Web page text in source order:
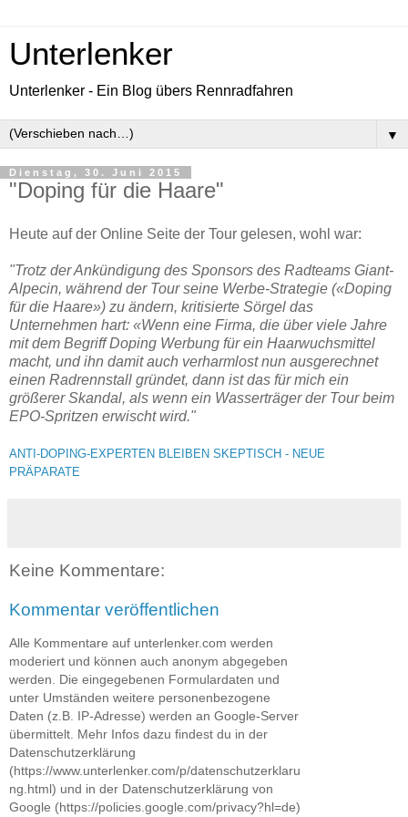
Unterlenker
Unterlenker - Ein Blog übers Rennradfahren
▼
Dienstag, 30. Juni 2015
"Doping für die Haare"
Heute auf der Online Seite der Tour gelesen, wohl war:
"Trotz der Ankündigung des Sponsors des Radteams Giant-
Alpecin, während der Tour seine Werbe-Strategie («Doping
für die Haare») zu ändern, kritisierte Sörgel das
Unternehmen hart: «Wenn eine Firma, die über viele Jahre
mit dem Begriff Doping Werbung für ein Haarwuchsmittel
macht, und ihn damit auch verharmlost nun ausgerechnet
einen Radrennstall gründet, dann ist das für mich ein
größerer Skandal, als wenn ein Wasserträger der Tour beim
EPO-Spritzen erwischt wird."
ANTI-DOPING-EXPERTEN BLEIBEN SKEPTISCH - NEUE
PRÄPARATE
Keine Kommentare:
Kommentar veröffentlichen
Alle Kommentare auf unterlenker.com werden
moderiert und können auch anonym abgegeben
werden. Die eingegebenen Formulardaten und
unter Umständen weitere personenbezogene
Daten (z.B. IP-Adresse) werden an Google-Server
übermittelt. Mehr Infos dazu findest du in der
Datenschutzerklärung
(https://www.unterlenker.com/p/datenschutzerklaru
ng.html) und in der Datenschutzerklärung von
Google (https://policies.google.com/privacy?hl=de)